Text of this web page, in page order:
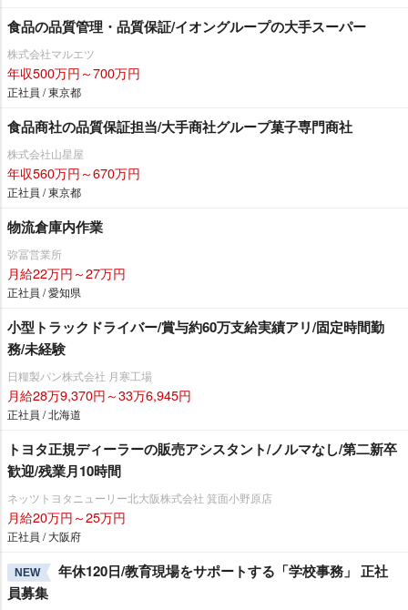
食品の品質管理・品質保証/イオングループの大手スーパー
株式会社マルエツ
年収500万円～700万円
正社員 / 東京都
食品商社の品質保証担当/大手商社グループ菓子専門商社
株式会社山星屋
年収560万円～670万円
正社員 / 東京都
物流倉庫内作業
弥冨営業所
月給22万円～27万円
正社員 / 愛知県
小型トラックドライバー/賞与約60万支給実績アリ/固定時間勤
務/未経験
日糧製パン株式会社 月寒工場
月給28万9,370円～33万6,945円
正社員 / 北海道
トヨタ正規ディーラーの販売アシスタント/ノルマなし/第二新卒
歓迎/残業月10時間
ネッツトヨタニューリー北大阪株式会社 箕面小野原店
月給20万円～25万円
正社員 / 大阪府
NEW
年休120日/教育現場をサポートする「学校事務」 正社
員募集